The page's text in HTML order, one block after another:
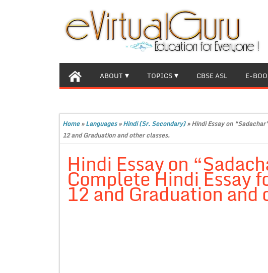
ABOUT TOPICS CBSE ASL E-
Home»Languages»Hindi (Sr. Secondary)»Hindi Essay on
12 and Graduation and other classes.
Hindi Essay on
Complete Hindi Essay
12 and Graduation and